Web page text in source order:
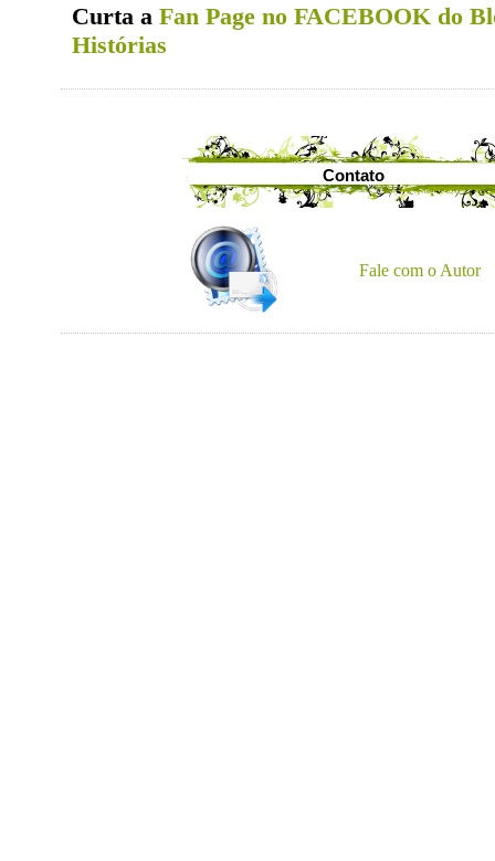
Curta a Fan Page no FACEBOOK do
Histórias
Contato
Fale com o Autor